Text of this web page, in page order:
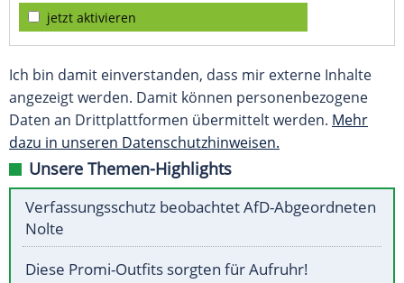
jetzt aktivieren
Ich bin damit einverstanden, dass mir externe Inhalte
angezeigt werden. Damit können personenbezogene
Daten an Drittplattformen übermittelt werden. Mehr
dazu in unseren Datenschutzhinweisen.
Unsere Themen-Highlights
Verfassungsschutz beobachtet AfD-Abgeordneten
Nolte
Diese Promi-Outfits sorgten für Aufruhr!